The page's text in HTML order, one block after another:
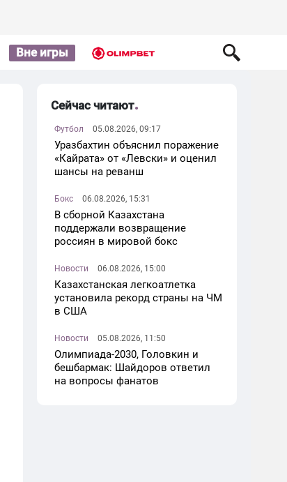
Вне игры
Сейчас читают
Футбол 05.08.2026, 09:17
Уразбахтин объяснил поражение
«Кайрата» от «Левски» и оценил
шансы на реванш
Бокс 06.08.2026, 15:31
В сборной Казахстана
поддержали возвращение
россиян в мировой бокс
Новости 06.08.2026, 15:00
Казахстанская легкоатлетка
установила рекорд страны на ЧМ
в США
Новости 05.08.2026, 11:50
Олимпиада-2030, Головкин и
бешбармак: Шайдоров ответил
на вопросы фанатов